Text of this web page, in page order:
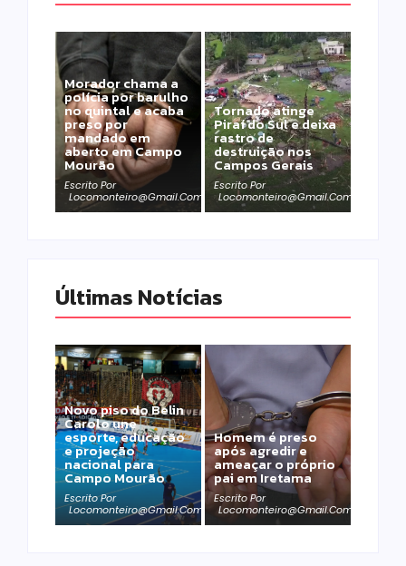
Morador chama a
polícia por barulho
no quintal e acaba
preso por
mandado em
aberto em Campo
Mourão
Escrito Por
Locomonteiro@gmail.com
Tornado atinge
Piraí do Sul e deixa
rastro de
destruição nos
Campos Gerais
Escrito Por
Locomonteiro@gmail.com
Últimas Notícias
Novo piso do Belin
Carolo une
esporte, educação
e projeção
nacional para
Campo Mourão
Escrito Por
Locomonteiro@gmail.com
Homem é preso
após agredir e
ameaçar o próprio
pai em Iretama
Escrito Por
Locomonteiro@gmail.com